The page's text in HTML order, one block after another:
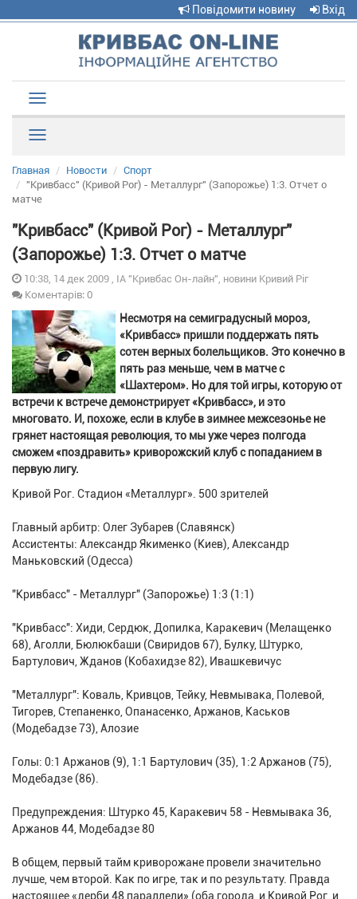
Повідомити новину Вхід
navigation
Главная Новости
Спорт
"Кривбасс" (Кривой Рог) - Металлург" (Запорожье) 1:3. Отчет о
матче
"Кривбасс" (Кривой Рог) - Металлург"
(Запорожье) 1:3. Отчет о матче
10:38, 14 дек 2009 , ІА "Кривбас Он-лайн", новини Кривий Ріг
Коментарів: 0
Несмотря на семиградусный мороз,
«Кривбасс» пришли поддержать пять
сотен верных болельщиков. Это конечно в
пять раз меньше, чем в матче с
«Шахтером». Но для той игры, которую от
встречи к встрече демонстрирует «Кривбасс», и это
многовато. И, похоже, если в клубе в зимнее межсезонье не
грянет настоящая революция, то мы уже через полгода
сможем «поздравить» криворожский клуб с попаданием в
первую лигу.
Кривой Рог. Стадион «Металлург». 500 зрителей
Главный арбитр: Олег Зубарев (Славянск)
Ассистенты: Александр Якименко (Киев), Александр
Маньковский (Одесса)
"Кривбасс" - Металлург" (Запорожье) 1:3 (1:1)
"Кривбасс": Хиди, Сердюк, Допилка, Каракевич (Мелащенко
68), Аголли, Бюлюкбаши (Свиридов 67), Булку, Штурко,
Бартулович, Жданов (Кобахидзе 82), Ивашкевичус
"Металлург": Коваль, Кривцов, Тейку, Невмывака, Полевой,
Тигорев, Степаненко, Опанасенко, Аржанов, Каськов
(Модебадзе 73), Алозие
Голы: 0:1 Аржанов (9), 1:1 Бартулович (35), 1:2 Аржанов (75),
Модебадзе (86).
Предупреждения: Штурко 45, Каракевич 58 - Невмывака 36,
Аржанов 44, Модебадзе 80
В общем, первый тайм криворожане провели значительно
лучше, чем второй. Как по игре, так и по результату. Правда
настоящее «дерби 48 параллели» (оба города, и Кривой Рог, и